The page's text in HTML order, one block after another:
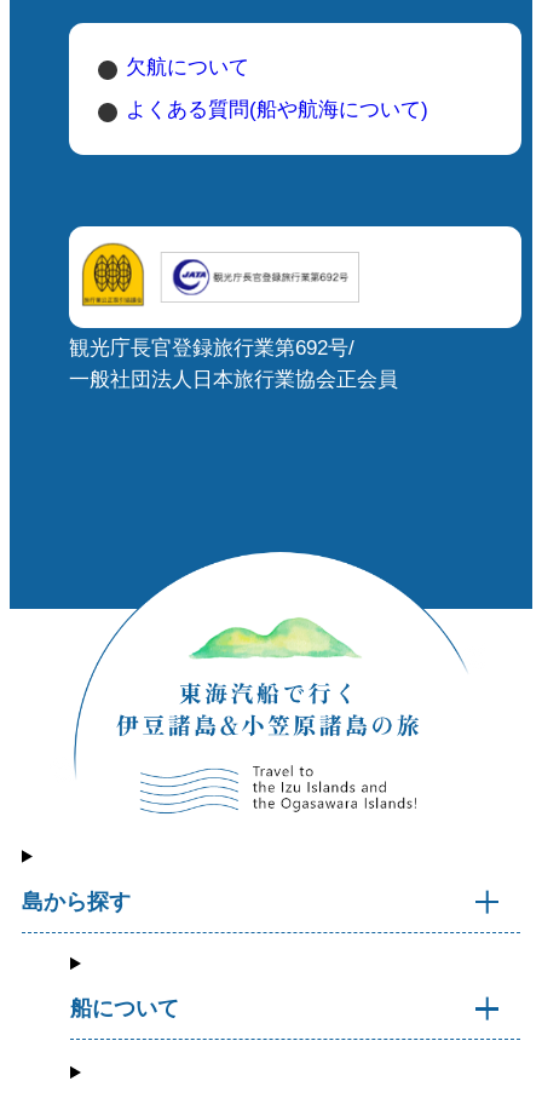
欠航について
よくある質問(船や航海について)
観光庁長官登録旅行業第692号/
一般社団法人日本旅行業協会正会員
島から探す
船について